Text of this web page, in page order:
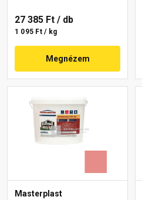
27 385 Ft / db
1 095 Ft / kg
Megnézem
Masterplast